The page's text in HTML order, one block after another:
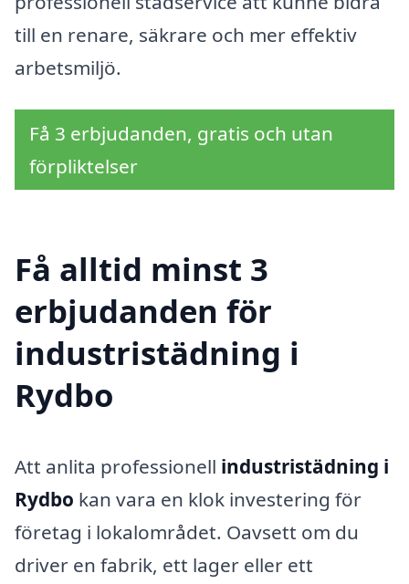
till en renare, säkrare och mer effektiv
arbetsmiljö.
Få 3 erbjudanden, gratis och utan
förpliktelser
Få alltid minst 3
erbjudanden för
industristädning i
Rydbo
Att anlita professionell industristädning i
Rydbo kan vara en klok investering för
företag i lokalområdet. Oavsett om du
driver en fabrik, ett lager eller ett